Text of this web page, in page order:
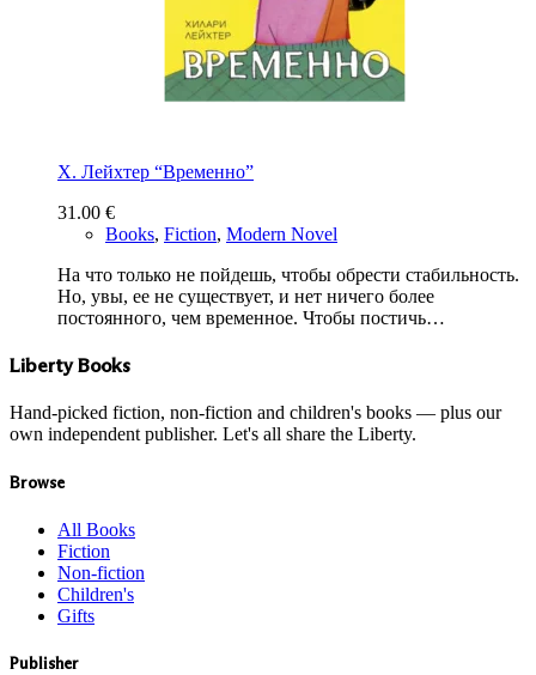
Х. Лейхтер “Временно”
31.00 €
Books, Fiction, Modern Novel
На что только не пойдешь, чтобы обрести стабильность.
Но, увы, ее не существует, и нет ничего более
постоянного, чем временное. Чтобы постичь…
Liberty Books
Hand-picked fiction, non-fiction and children's books — plus our
own independent publisher. Let's all share the Liberty.
Browse
All Books
Fiction
Non-fiction
Children's
Gifts
Publisher